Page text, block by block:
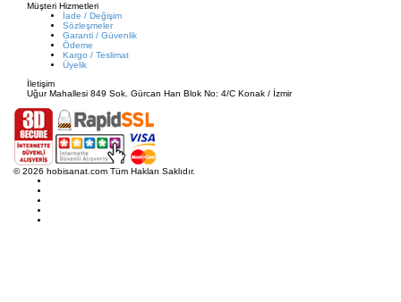
Müşteri Hizmetleri
İade / Değişim
Sözleşmeler
Garanti / Güvenlik
Ödeme
Kargo / Teslimat
Üyelik
İletişim
Uğur Mahallesi 849 Sok. Gürcan Han Blok No: 4/C Konak / İzmir
© 2026 hobisanat.com Tüm Hakları Saklıdır.